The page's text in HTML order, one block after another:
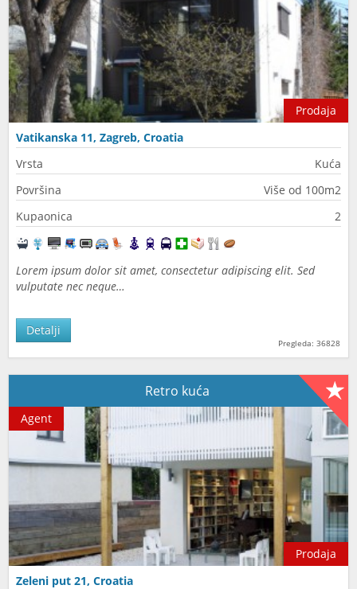
Prodaja
Vatikanska 11, Zagreb, Croatia
Vrsta
Kuća
Površina
Više od 100m2
Kupaonica
2
Lorem ipsum dolor sit amet, consectetur adipiscing elit. Sed
vulputate nec neque…
Pregleda: 36828
Detalji
Retro kuća
Prodaja
Agent
Zeleni put 21, Croatia